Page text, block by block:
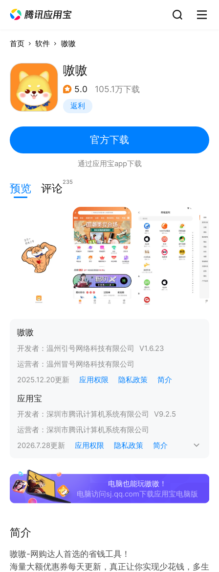
首页 软件 嗷嗷
嗷嗷
5.0 105.1万下载
返利
官方下载
通过应用宝app下载
预览 评论235
嗷嗷
开发者： 温州引号网络科技有限公司 V1.6.23
运营者： 温州冒号网络科技有限公司
2025.12.20更新 应用权限 隐私政策 简介
应用宝
开发者： 深圳市腾讯计算机系统有限公司 V9.2.5
运营者： 深圳市腾讯计算机系统有限公司
2026.7.28更新 应用权限 隐私政策 简介
电脑也能玩嗷嗷！
电脑访问sj.qq.com下载应用宝电脑版
简介
嗷嗷-网购达人首选的省钱工具！
海量大额优惠券每天更新，真正让你实现少花钱，多生